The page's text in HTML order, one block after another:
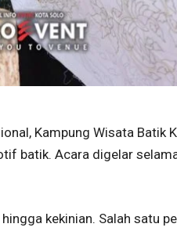
Kampung Wisata Batik
batik. Acara digelar
kekinian. Salah satu